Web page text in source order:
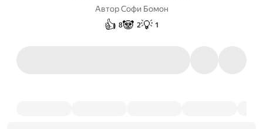
Автор Софи Бомон
👍 8🐼 2💡 1